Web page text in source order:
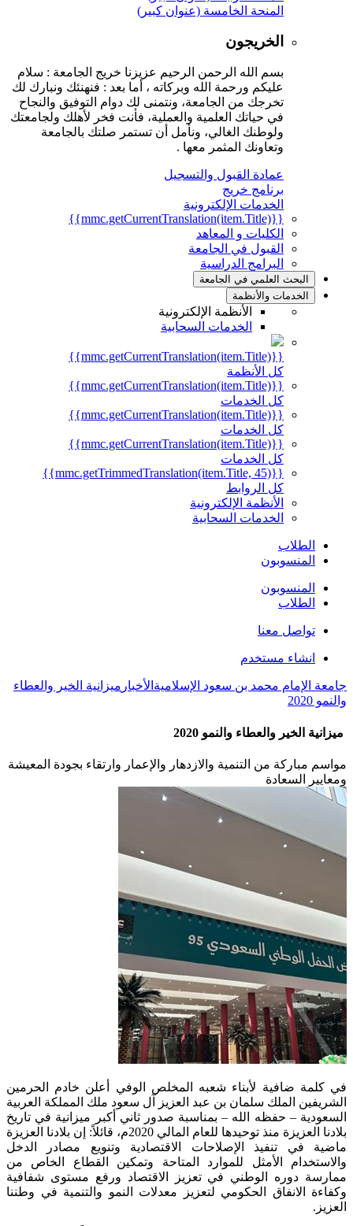
المنحة الخامسة (عنوان كبير)
الخريجون
بسم الله الرحمن الرحيم عزيزنا خريج الجامعة : سلام
عليكم ورحمة الله وبركاته ، أما بعد : فنهنئك ونبارك لك
تخرجك من الجامعة، ونتمنى لك دوام التوفيق والنجاح
في حياتك العلمية والعملية، فأنت فخر لأهلك ولجامعتك
ولوطنك الغالي، ونأمل أن تستمر صلتك بالجامعة
وتعاونك المثمر معها .
عمادة القبول والتسجيل
برنامج خريج
الخدمات الإلكترونية
{{mmc.getCurrentTranslation(item.Title)}}
الكليات و المعاهد
القبول في الجامعة
البرامج الدراسية
البحث العلمي في الجامعة
الخدمات والأنظمة
الأنظمة الإلكترونية
الخدمات السحابية
{{mmc.getCurrentTranslation(item.Title)}}
كل الأنظمة
{{mmc.getCurrentTranslation(item.Title)}}
كل الخدمات
{{mmc.getCurrentTranslation(item.Title)}}
كل الخدمات
{{mmc.getCurrentTranslation(item.Title)}}
كل الخدمات
{{mmc.getTrimmedTranslation(item.Title, 45)}}
كل الروابط
الأنظمة الإلكترونية
الخدمات السحابية
الطلاب
المنسوبون
المنسوبون
الطلاب
تواصل معنا
انشاء مستخدم
جامعة الإمام محمد بن سعود الإسلامية الأخبار ميزانية الخير والعطاء
والنمو 2020
ميزانية الخير والعطاء والنمو 2020
مواسم مباركة من التنمية والازدهار والإعمار وارتقاء بجودة المعيشة
ومعايير السعادة
​​​في كلمة ضافية لأبناء شعبه المخلص الوفي أعلن خادم الحرمين
الشريفين الملك سلمان بن عبد العزيز آل سعود ملك المملكة العربية
السعودية – حفظه الله – بمناسبة صدور ثاني أكبر ميزانية في تاريخ
بلادنا العزيزة منذ توحيدها للعام المالي 2020م، قائلاً: إن بلادنا العزيزة
ماضية في تنفيذ الإصلاحات الاقتصادية وتنويع مصادر الدخل
والاستخدام الأمثل للموارد المتاحة وتمكين القطاع الخاص من
ممارسة دوره الوطني في تعزيز الاقتصاد ورفع مستوى شفافية
وكفاءة الانفاق الحكومي لتعزيز معدلات النمو والتنمية في وطننا
العزيز.